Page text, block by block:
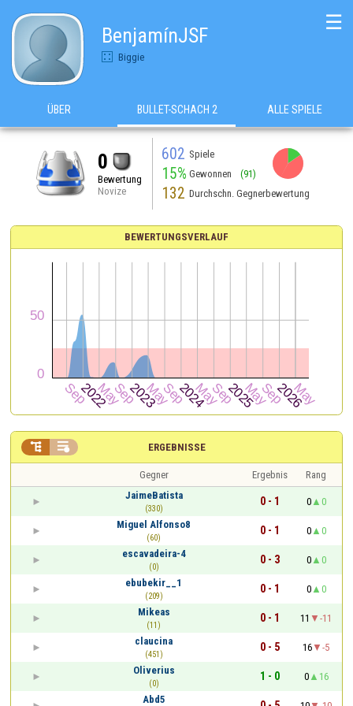
BenjamínJSF
Biggie
☰
ÜBER BULLET-SCHACH 2 ALLE SPIELE
0
Bewertung
Novize
602 Spiele
15% Gewonnen (91)
132 Durchschn. Gegnerbewertung
BEWERTUNGSVERLAUF
ERGEBNISSE
 
Gegner Ergebnis
Rang
JaimeBatista
(330)
0 - 1 0
0
Miguel Alfonso8
(60)
0 - 1 0
0
escavadeira-4
(0)
0 - 3 0
0
ebubekir__1
(209)
0 - 1 0
0
Mikeas
(11)
0 - 1 11
-11
claucina
(451)
0 - 5 16
-5
Oliverius
(0)
1 - 0 0
16
Abd5